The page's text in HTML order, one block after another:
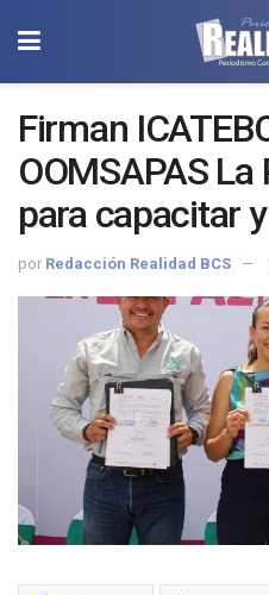
Firman
OOMSAPAS
para capacitar
personal
por Redacción Realidad BCS